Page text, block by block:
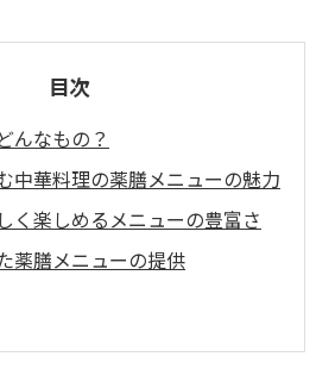
目次
んなもの？
中華料理の薬膳メニューの魅力
く楽しめるメニューの豊富さ
薬膳メニューの提供